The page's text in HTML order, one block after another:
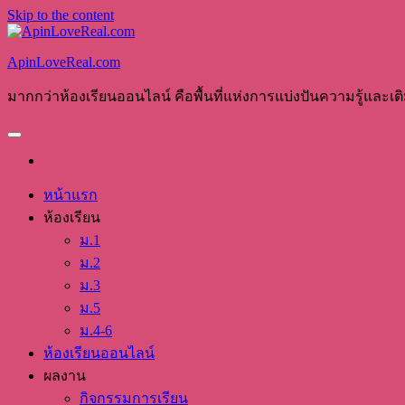
Skip to the content
ApinLoveReal.com
มากกว่าห้องเรียนออนไลน์ คือพื้นที่แห่งการแบ่งปันความรู้และเติ
หน้าแรก
ห้องเรียน
ม.1
ม.2
ม.3
ม.5
ม.4-6
ห้องเรียนออนไลน์
ผลงาน
กิจกรรมการเรียน